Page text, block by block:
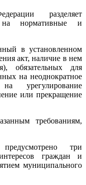
разделяет
нормативные и
в установленном
акт, наличие в нем
обязательных для
на неоднократное
урегулирование
или прекращение
требованиям,
три
граждан и
муниципального